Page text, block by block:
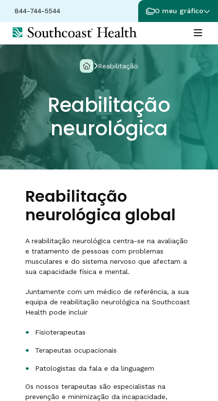
844-744-5544 O meu gráfico
Reabilitação
Reabilitação
neurológica
Reabilitação
neurológica global
A reabilitação neurológica centra-se na avaliação
e tratamento de pessoas com problemas
musculares e do sistema nervoso que afectam a
sua capacidade física e mental.
Juntamente com um médico de referência, a sua
equipa de reabilitação neurológica na Southcoast
Health pode incluir
Fisioterapeutas
Terapeutas ocupacionais
Patologistas da fala e da linguagem
Os nossos terapeutas são especialistas na
prevenção e minimização da incapacidade,